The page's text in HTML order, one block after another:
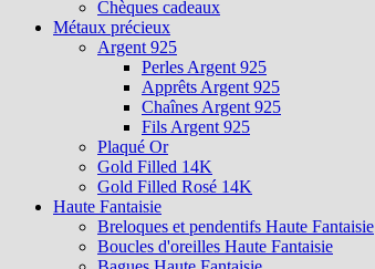
Chèques cadeaux
Métaux précieux
Argent 925
Perles Argent 925
Apprêts Argent 925
Chaînes Argent 925
Fils Argent 925
Plaqué Or
Gold Filled 14K
Gold Filled Rosé 14K
Haute Fantaisie
Breloques et pendentifs Haute Fantaisie
Boucles d'oreilles Haute Fantaisie